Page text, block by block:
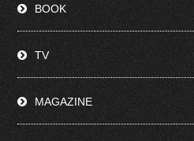
BOOK
TV
MAGAZINE